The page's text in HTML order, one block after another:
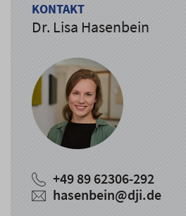
KONTAKT
Dr. Lisa Hasenbein
+49 89 62306-292
hasenbein@dji.de